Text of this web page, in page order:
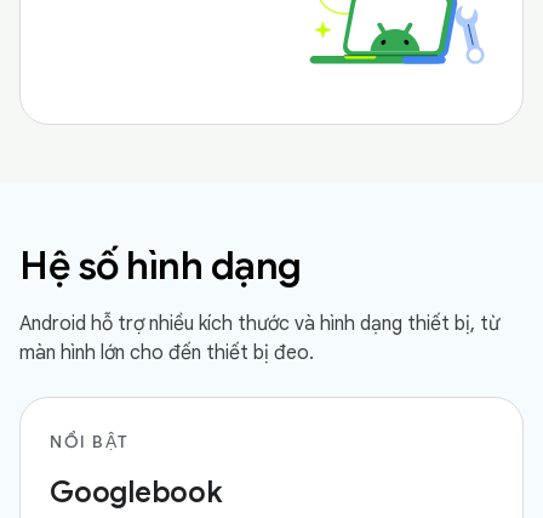
Hệ số hình dạng
Android hỗ trợ nhiều kích thước và hình dạng thiết bị, từ
màn hình lớn cho đến thiết bị đeo.
NỔI BẬT
Googlebook